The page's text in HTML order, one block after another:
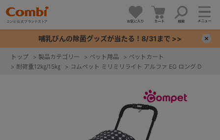
お気に入り カート 検索 メニュー
哺乳びんの除菌グッズが当たる！8/31まで >>
トップ > 製品カテゴリー > ペット用品 > ペットカート
> 耐荷重12㎏/15㎏ > コムペット ミリミリライト アルファ EG ロング D